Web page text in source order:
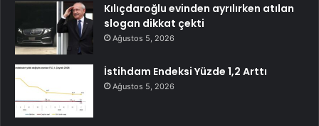
Kılıçdaroğlu evinden ayrılırken atılan
slogan dikkat çekti
Ağustos 5, 2026
İstihdam Endeksi Yüzde 1,2 Arttı
Ağustos 5, 2026